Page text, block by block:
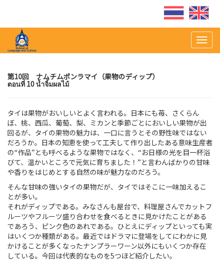
第10回 ナムチムポンラマイ（果物のディップ）
ตอนที่ 10 น้ำจิ้มผลไม้
タイは果物がおいしいとよく言われる。日本にも苺、さくらん
ぼ、桃、西瓜、葡萄、梨、ミカンと季節ごとにおいしい果物が出
回るが、タイの果物の魅力は、一口に言うとその野性味ではない
だろうか。日本の知恵を使って工夫して作り出したある意味生産者
の“作品”とも呼べるような果物ではなく、“お日様の光を目一杯浴
びて、温かいところで元気に育ちました！”と言わんばかりの甘味
や香りをはじめとする自然の味が魅力なのだろう。
そんな甘味の強いタイの果物だが、タイではそこに一味加えるこ
とが多い。
それがディップである。みなさんも屋台で、料理屋さんでカットフ
ルーツやフルーツ盛り合わせを食べるときに見かけたことがある
であろう、ピンク色のあれである。ひとえにディップといっても実
はいくつか種類がある。最近ではドラマに登場をしてにわかに見
かけることが多くなったナンプラーワーン以外にもいくつか存在
している。今回は代表的なものを5つほど紹介したい。